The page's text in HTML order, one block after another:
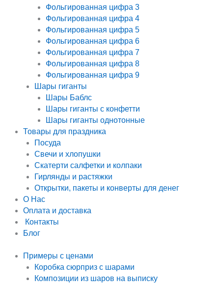
Фольгированная цифра 3
Фольгированная цифра 4
Фольгированная цифра 5
Фольгированная цифра 6
Фольгированная цифра 7
Фольгированная цифра 8
Фольгированная цифра 9
Шары гиганты
Шары Баблс
Шары гиганты с конфетти
Шары гиганты однотонные
Товары для праздника
Посуда
Свечи и хлопушки
Скатерти салфетки и колпаки
Гирлянды и растяжки
Открытки, пакеты и конверты для денег
О Нас
Оплата и доставка
Контакты
Блог
Примеры с ценами
Коробка сюрприз с шарами
Композиции из шаров на выписку